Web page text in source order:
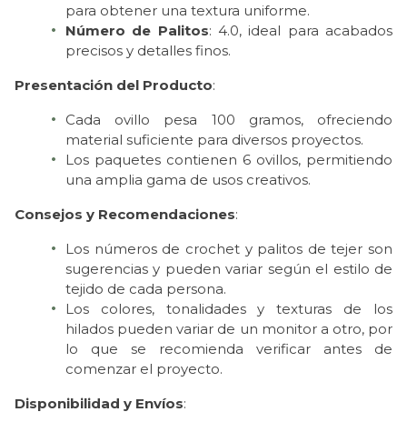
para obtener una textura uniforme.
Número de Palitos: 4.0, ideal para acabados
precisos y detalles finos.
Presentación del Producto:
Cada ovillo pesa 100 gramos, ofreciendo
material suficiente para diversos proyectos.
Los paquetes contienen 6 ovillos, permitiendo
una amplia gama de usos creativos.
Consejos y Recomendaciones:
Los números de crochet y palitos de tejer son
sugerencias y pueden variar según el estilo de
tejido de cada persona.
Los colores, tonalidades y texturas de los
hilados pueden variar de un monitor a otro, por
lo que se recomienda verificar antes de
comenzar el proyecto.
Disponibilidad y Envíos: